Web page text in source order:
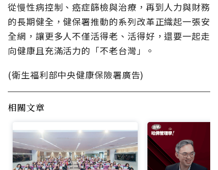
從慢性病控制、癌症篩檢與治療，再到人力與財務
的長期健全，健保署推動的系列改革正織起一張安
全網，讓更多人不僅活得老、活得好，還要一起走
向健康且充滿活力的「不老台灣」。
(衛生福利部中央健康保險署廣告)
相關文章